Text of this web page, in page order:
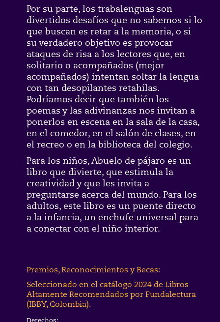
Por su parte, los trabalenguas son
divertidos desafíos que no sabemos si lo
que buscan es retar a la memoria, o si
su verdadero objetivo es provocar
ataques de risa a los lectores que, en
solitario o acompañados (mejor
acompañados) intentan soltar la lengua
con tan desopilantes retahílas.
Podríamos decir que también los
poemas y las adivinanzas nos invitan a
ponerlos en escena en la sala de la casa,
en el comedor, en el salón de clases, en
el recreo o en la biblioteca del colegio.
Para los niños, Abuelo de pájaro es un
libro que divierte, que estimula la
creatividad y que les invita a
preguntarse acerca del mundo. Para los
adultos, este libro es un puente directo
a la infancia, un enchufe universal para
a conectar con el niño interior.
Premios, Reconocimientos y Becas:
Seleccionado en el catálogo 2024 de Libros
Altamente Recomendados por Fundalectura
(IBBY, Colombia).
Derechos: